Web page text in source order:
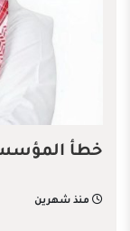
خطأ
منذ شهرين